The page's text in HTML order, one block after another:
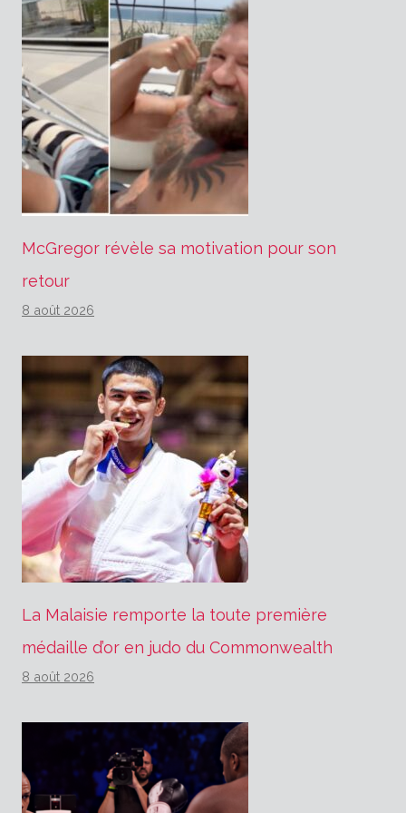
McGregor révèle sa motivation pour son
retour
8 août 2026
La Malaisie remporte la toute première
médaille d’or en judo du Commonwealth
8 août 2026